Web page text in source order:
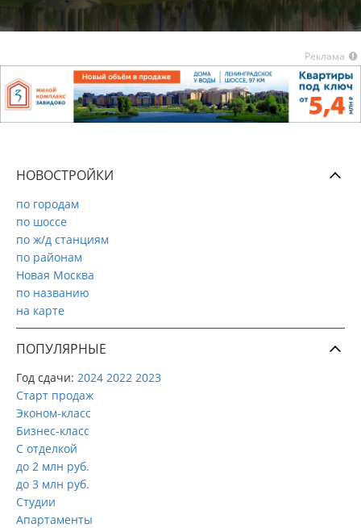
Реклама
НОВОСТРОЙКИ
по городам
по шоссе
по ж/д станциям
по районам
Новая Москва
по названию
на карте
ПОПУЛЯРНЫЕ
Год сдачи: 2024 2022 2023
Старт продаж
Эконом-класс
Бизнес-класс
С отделкой
до 2 млн руб.
до 3 млн руб.
Студии
Апартаменты